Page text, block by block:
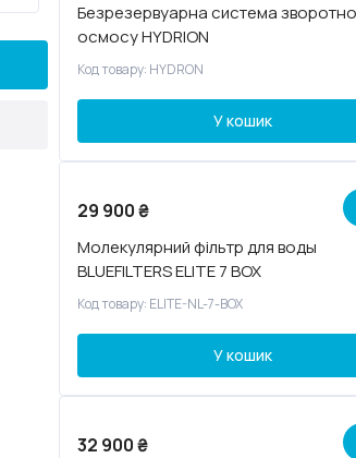
Безрезервуарна система
осмосу HYDRION
Код товару: HYDRON
У кошик
29 900₴
Молекулярний фільтр для воды
BLUEFILTERS ELITE 7 BOX
Код товару: ELITE-NL-7-BOX
У кошик
32 900₴